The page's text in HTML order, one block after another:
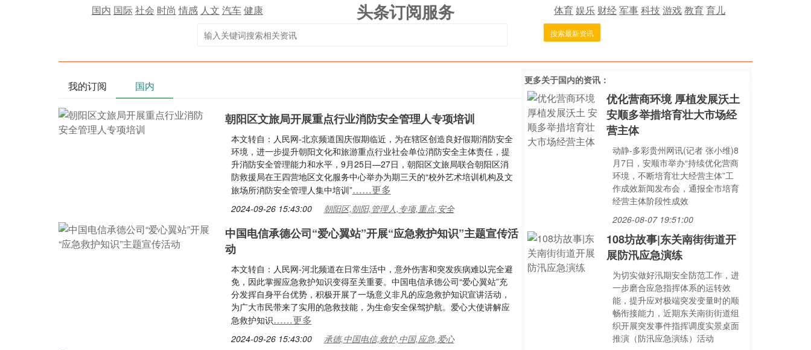
国内 国际社会 时尚 情感 人文 汽车健康 头条订阅服务 体育娱乐 财经军事科技游戏教育育儿
搜索最新资讯
我的订阅 国内
朝阳区文旅局开展重点行业消防安全管理人专项培训
本文转自：人民网-北京频道国庆假期临近，为在辖区创造良好假期消防安全
环境，进一步提升朝阳文化和旅游重点行业社会单位消防安全主体责任，提
升消防安全管理能力和水平，9月25日—27日，朝阳区文旅局联合朝阳区消
防救援局在王四营地区文化服务中心举办为期三天的“校外艺术培训机构及文
旅场所消防安全管理人集中培训”……更多
2024-09-26 15:43:00 朝阳区,朝阳,管理人,专项,重点,安全
中国电信承德公司“爱心翼站”开展“应急救护知识”主题宣传活
动
本文转自：人民网-河北频道在日常生活中，意外伤害和突发疾病难以完全避
免，因此掌握应急救护知识变得至关重要。中国电信承德公司“爱心翼站”充
分发挥自身平台优势，积极开展了一场意义非凡的应急救护知识宣讲活动，
为广大市民带来了实用的急救技能，为生命安全保驾护航。爱心大使讲解应
急救护知识……更多
2024-09-26 15:43:00 承德,中国电信,救护,中国,应急,爱心
更多关于国内的资讯：
优化营商环境 厚植发展沃土
安顺多举措培育壮大市场经
营主体
动静-多彩贵州网讯(记者 张小维)8
月7日，安顺市举办“持续优化营商
环境，不断培育壮大经营主体”工
作成效新闻发布会，通报全市培育
经营主体阶段性成效
2026-08-07 19:51:00
108坊故事|东关南街街道开
展防汛应急演练
为切实做好汛期安全防范工作，进
一步磨合应急指挥体系的运转效
能，提升应对极端突发变量时的顺
畅衔接能力，近期东关南街街道组
织开展突发事件指挥调度实景桌面
推演（防汛应急演练）活动